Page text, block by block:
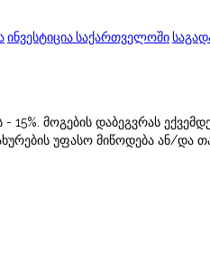
ინვესტიცია საქართველოში
15%. მოგების დაბეგვრას
უფასო მიწოდება ან/და